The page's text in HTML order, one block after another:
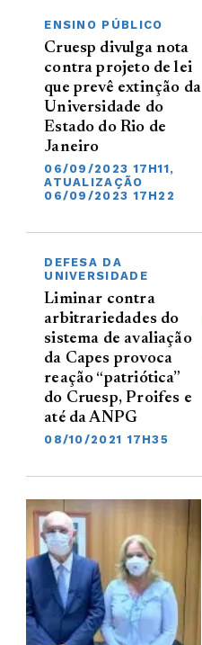
ENSINO PÚBLICO
Cruesp divulga nota
contra projeto de lei
que prevê extinção da
Universidade do
Estado do Rio de
Janeiro
06/09/2023 17H11,
ATUALIZAÇÃO
06/09/2023 17H22
DEFESA DA
UNIVERSIDADE
Liminar contra
arbitrariedades do
sistema de avaliação
da Capes provoca
reação “patriótica”
do Cruesp, Proifes e
até da ANPG
08/10/2021 17H35